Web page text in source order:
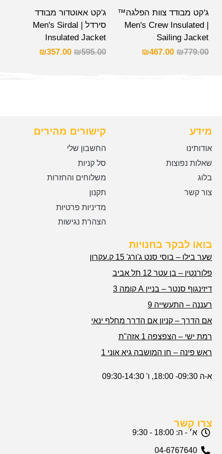
ג'קט מבודד צוות הפלגה™
| Men's Crew Insulated
Sailing Jacket
₪779.00
₪467.00
ג'קט אאוטדור מבודד
סירדל | Men's Sirdal
Insulated Jacket
₪595.00
₪357.00
מידע
אודותינו
שאלות נפוצות
בלוג
צור קשר
קישורים מהירים
החשבון שלי
סל קניות
משלוחים והחזרות
תקנון
מדיניות פרטיות
הצהרת נגישות
בואו לבקר בחנויות
שער בילו – בוסי סנט ג'ורג' 15 ק.עקרון
פלורנטין – בן עטר 12 תל אביב
דיזינגוף סנטר – בניין A קומה 3
רעננה – התעשייה 9
אם הדרך – קניון אם הדרך מחלף ינאי
רמת ישי – הצפצפה 1 אזה"ת
ראש פינה – חן המושבה גיא אוני 1
א-ה 09:30- 18:00, ו' 09:30-14:30
צרו קשר
א׳ - ה: 18:00 - 9:30
04-6767640